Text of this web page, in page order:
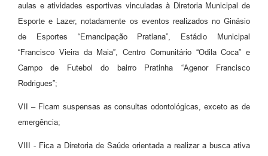
aulas e atividades esportivas vinculadas à Diretoria Municipal de
Esporte e Lazer, notadamente os eventos realizados no Ginásio
de Esportes “Emancipação Pratiana”, Estádio Municipal
“Francisco Vieira da Maia”, Centro Comunitário “Odila Coca” e
Campo de Futebol do bairro Pratinha “Agenor Francisco
Rodrigues”;
VII – Ficam suspensas as consultas odontológicas, exceto as de
emergência;
VIII - Fica a Diretoria de Saúde orientada a realizar a busca ativa